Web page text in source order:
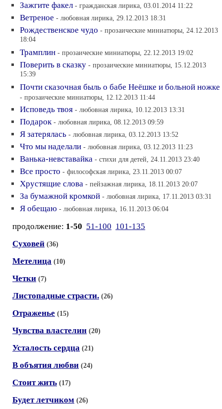
Зажгите факел - гражданская лирика, 03.01.2014 11:22
Ветреное - любовная лирика, 29.12.2013 18:31
Рождественское чудо - прозаические миниатюры, 24.12.2013
18:04
Трамплин - прозаические миниатюры, 22.12.2013 19:02
Поверить в сказку - прозаические миниатюры, 15.12.2013
15:39
Почти сказочная быль о бабе Неёшке и больной ножке
- прозаические миниатюры, 12.12.2013 11:44
Исповедь твоя - любовная лирика, 10.12.2013 13:31
Подарок - любовная лирика, 08.12.2013 09:59
Я затерялась - любовная лирика, 03.12.2013 13:52
Что мы наделали - любовная лирика, 03.12.2013 11:23
Ванька-невставайка - стихи для детей, 24.11.2013 23:40
Все просто - философская лирика, 23.11.2013 00:07
Хрустящие слова - пейзажная лирика, 18.11.2013 20:07
За бумажной кромкой - любовная лирика, 17.11.2013 03:31
Я обещаю - любовная лирика, 16.11.2013 06:04
продолжение: 1-50 51-100 101-135
Суховей (36)
Метелица (10)
Четки (7)
Листопадные страсти. (26)
Отраженье (15)
Чувства властелин (20)
Усталость сердца (21)
В объятия любви (24)
Стоит жить (17)
Будет летчиком (26)